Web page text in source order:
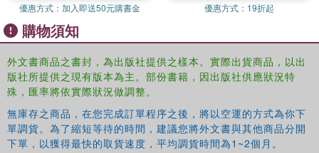
優惠方式： 加入即送50元購書金 優惠方式： 19折起
購物須知
外文書商品之書封，為出版社提供之樣本。實際出貨商品，以出
版社所提供之現有版本為主。部份書籍，因出版社供應狀況特
殊，匯率將依實際狀況做調整。
無庫存之商品，在您完成訂單程序之後，將以空運的方式為你下
單調貨。為了縮短等待的時間，建議您將外文書與其他商品分開
下單，以獲得最快的取貨速度，平均調貨時間為1~2個月。